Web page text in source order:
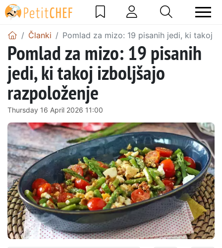
Članki Pomlad za mizo: 19 pisanih jedi, ki takoj
Pomlad za mizo: 19 pisanih
jedi, ki takoj izboljšajo
razpoloženje
Thursday 16 April 2026 11:00